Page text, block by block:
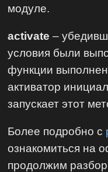
модуле.
activate –
условия были
функции
активатор
запускает этот
Более подробно с
ознакомиться на
продолжим разбор